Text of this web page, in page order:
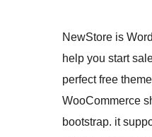
NewStore is
help you start
perfect free
WooCommerce
bootstrap. it